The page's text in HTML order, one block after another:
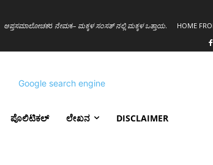
ಆಪ್ತಸಮಾಲೋಚಕರ ನೇಮಕ– ಮಕ್ಕಳ ಸಂಸತ್ ನಲ್ಲಿ ಮಕ್ಕಳ ಒತ್ತಾಯ. HOME
ಪೊಲಿಟಿಕಲ್ ಲೇಖನ DISCLAIMER